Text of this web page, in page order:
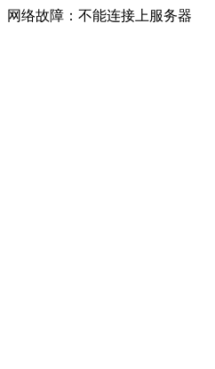
网络故障：不能连接上服务器